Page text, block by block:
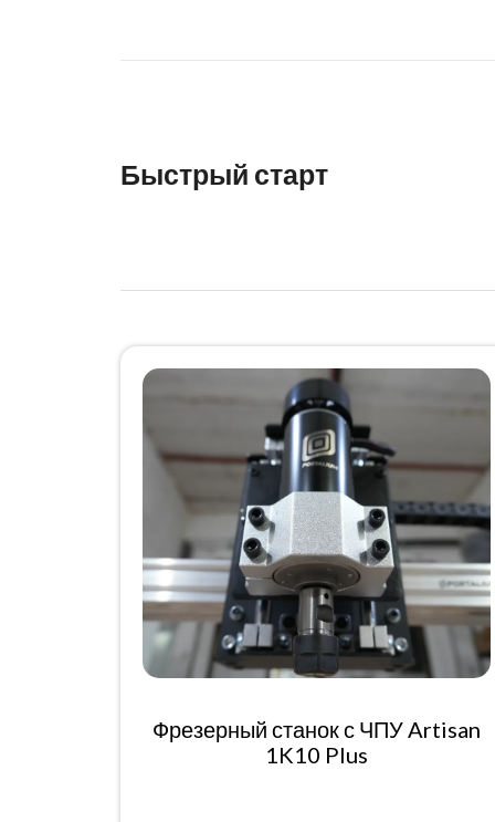
Быстрый старт
Фрезерный станок с ЧПУ Artisan
1K10 Plus